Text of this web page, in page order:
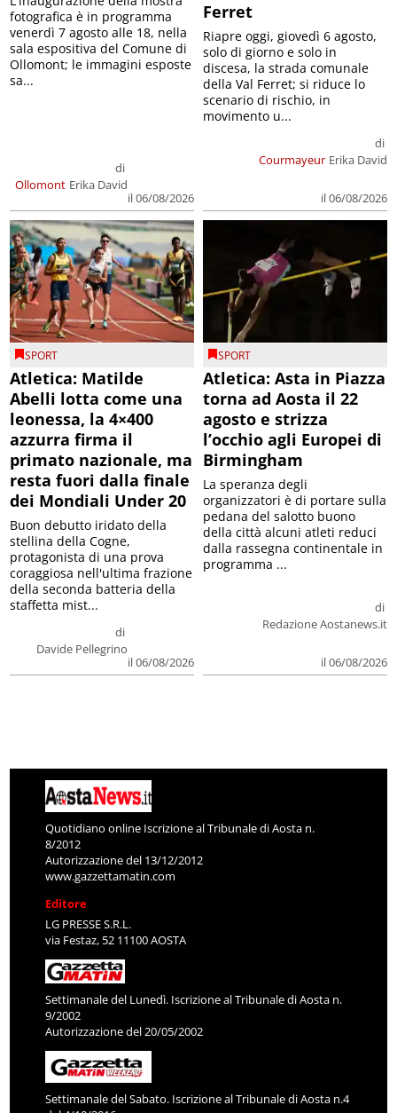
Ollomont
di
Erika David
il 06/08/2026
fotografica è in programma
venerdì 7 agosto alle 18, nella
sala espositiva del Comune di
Ollomont; le immagini esposte
sa...
Ferret
Courmayeur
di
Erika David
il 06/08/2026
Riapre oggi, giovedì 6 agosto,
solo di giorno e solo in
discesa, la strada comunale
della Val Ferret; si riduce lo
scenario di rischio, in
movimento u...
SPORT
Atletica: Matilde
Abelli lotta come una
leonessa, la 4×400
azzurra firma il
primato nazionale, ma
resta fuori dalla finale
dei Mondiali Under 20
di
Davide Pellegrino
il 06/08/2026
Buon debutto iridato della
stellina della Cogne,
protagonista di una prova
coraggiosa nell'ultima frazione
della seconda batteria della
staffetta mist...
SPORT
Atletica: Asta in Piazza
torna ad Aosta il 22
agosto e strizza
l’occhio agli Europei di
Birmingham
di
Redazione Aostanews.it
il 06/08/2026
La speranza degli
organizzatori è di portare sulla
pedana del salotto buono
della città alcuni atleti reduci
dalla rassegna continentale in
programma ...
Quotidiano online Iscrizione al Tribunale di Aosta n.
8/2012
Autorizzazione del 13/12/2012
www.gazzettamatin.com
Editore
LG PRESSE S.R.L.
via Festaz, 52 11100 AOSTA
Settimanale del Lunedì. Iscrizione al Tribunale di Aosta n.
9/2002
Autorizzazione del 20/05/2002
Settimanale del Sabato. Iscrizione al Tribunale di Aosta n.4